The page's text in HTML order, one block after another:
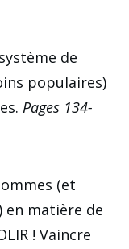
de
populaires)
Pages 134-
(et
en matière de
! Vaincre